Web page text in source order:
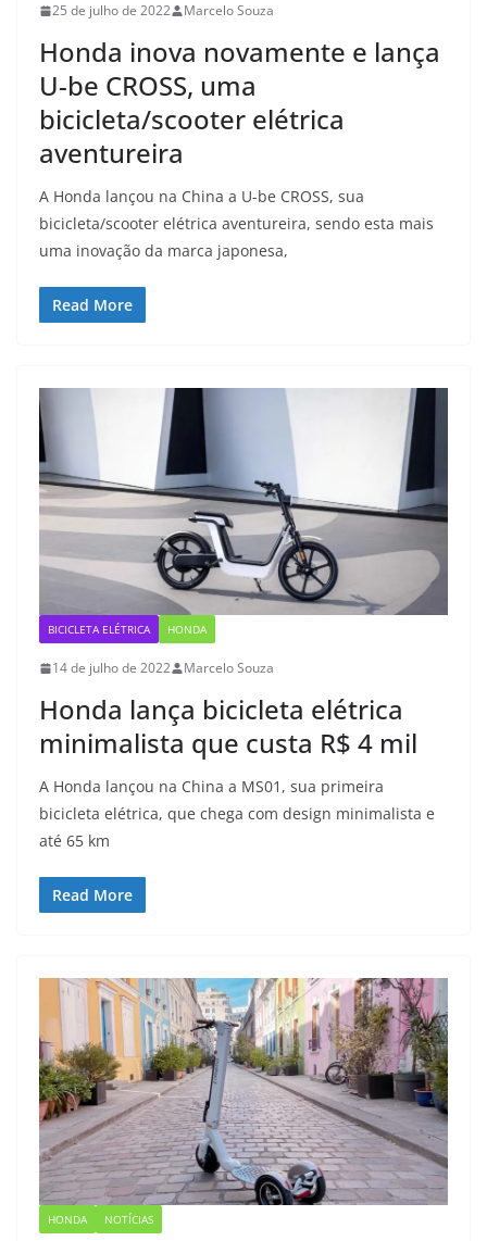
25 de julho de 2022 Marcelo Souza
Honda inova novamente e lança
U-be CROSS, uma
bicicleta/scooter elétrica
aventureira
A Honda lançou na China a U-be CROSS, sua
bicicleta/scooter elétrica aventureira, sendo esta mais
uma inovação da marca japonesa,
Read More
BICICLETA ELÉTRICA HONDA
14 de julho de 2022 Marcelo Souza
Honda lança bicicleta elétrica
minimalista que custa R$ 4 mil
A Honda lançou na China a MS01, sua primeira
bicicleta elétrica, que chega com design minimalista e
até 65 km
Read More
HONDA NOTÍCIAS